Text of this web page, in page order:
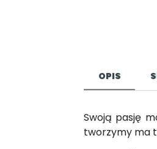
OPIS
Swoją pasję
tworzymy ma